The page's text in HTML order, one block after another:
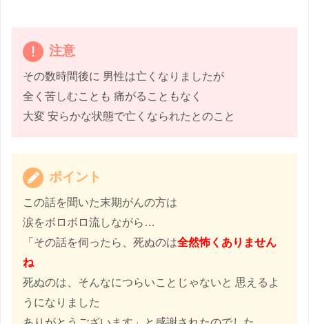
注意
その数時間後に 男性は亡くなりましたが
全く苦しむことも 痛がることもなく
大変 安らかな状態で亡くなられたとのこと
ポイント
この話を聞いた末期がんの方は
涙をボロボロ流しながら…
「その話を伺ったら、死ぬのは全然怖くありません
ね
死ぬのは、そんなにつらいことじゃないと 思えるよ
うになりました